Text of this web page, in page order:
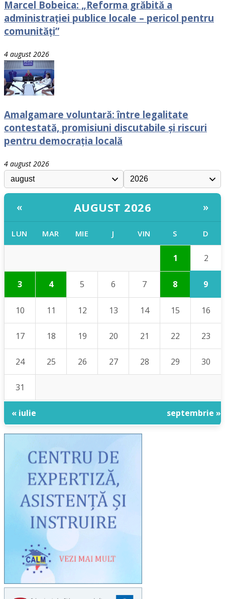
Marcel Bobeica: „Reforma grăbită a
administrației publice locale – pericol pentru
comunități”
4 august 2026
Amalgamare voluntară: între legalitate
contestată, promisiuni discutabile și riscuri
pentru democrația locală
4 august 2026
« AUGUST 2026 »
LUN MAR MIE J VIN S D
1 2
3 4 5 6 7 8 9
10 11 12 13 14 15 16
17 18 19 20 21 22 23
24 25 26 27 28 29 30
31
« iulie septembrie »